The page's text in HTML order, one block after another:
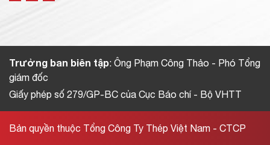
Trưởng ban biên tập: Ông Phạm Công Thảo - Phó Tổng
giám đốc
Giấy phép số 279/GP-BC của Cục Báo chí - Bộ VHTT
Bản quyền thuộc Tổng Công Ty Thép Việt Nam - CTCP